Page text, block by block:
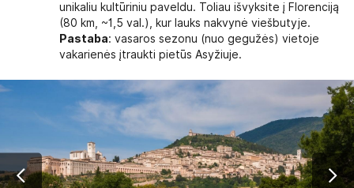
unikaliu kultūriniu paveldu. Toliau išvyksite į Florenciją
(80 km, ~1,5 val.), kur lauks nakvynė viešbutyje.
Pastaba: vasaros sezonu (nuo gegužės) vietoje
vakarienės įtraukti pietūs Asyžiuje.